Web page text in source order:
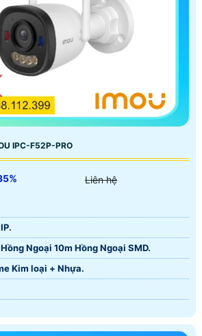
IPC-F52P-PRO
Liên hệ
IP.
Hồng Ngoại 10m Hồng Ngoại SMD.
Kim loại + Nhựa.